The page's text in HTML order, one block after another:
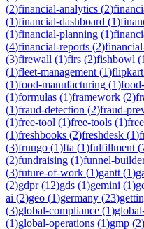
(2)financial-analytics (2)
(1)financial-dashboard (1)
(1)financial-planning (1)
(4)financial-reports (2)
(3)firewall (1)firs (2)fishbowl (1
(1)fleet-management (1)flipkart
(1)food-manufacturing (1)
(1)formulas (1)framework (2)
(1)fraud-detection (2)fraud-
(1)free-tool (1)free-tools (1)
(1)freshbooks (2)freshdesk (1)
(3)fruugo (1)fta (1)fulfillment (
(2)fundraising (1)funnel-
(3)future-of-work (1)gantt (1)
(2)gdpr(12)gds (1)gemini (1)
ai (2)geo (1)germany (23)
(3)global-compliance (1)
(1)global-operations (1)gmp (2)